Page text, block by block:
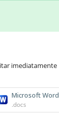
imediatamente
Microsoft Word
.docs